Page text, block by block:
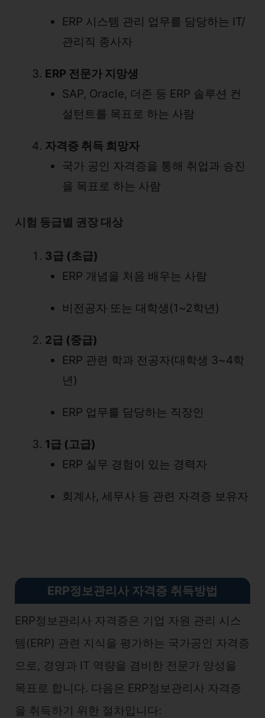
ERP 시스템 관리 업무를 담당하는 IT/
관리직 종사자
ERP 전문가 지망생
SAP, Oracle, 더존 등 ERP 솔루션 컨
설턴트를 목표로 하는 사람
자격증 취득 희망자
국가 공인 자격증을 통해 취업과 승진
을 목표로 하는 사람
시험 등급별 권장 대상
3급 (초급)
ERP 개념을 처음 배우는 사람
비전공자 또는 대학생(1~2학년)
2급 (중급)
ERP 관련 학과 전공자(대학생 3~4학
년)
ERP 업무를 담당하는 직장인
1급 (고급)
ERP 실무 경험이 있는 경력자
회계사, 세무사 등 관련 자격증 보유자
ERP정보관리사 자격증 취득방법
ERP정보관리사 자격증은 기업 자원 관리 시스
템(ERP) 관련 지식을 평가하는 국가공인 자격증
으로, 경영과 IT 역량을 겸비한 전문가 양성을
목표로 합니다. 다음은 ERP정보관리사 자격증
을 취득하기 위한 절차입니다: